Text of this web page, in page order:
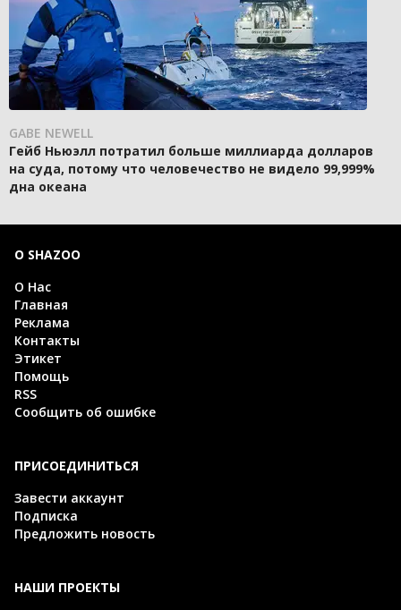
GABE NEWELL
Гейб Ньюэлл потратил больше миллиарда долларов
на суда, потому что человечество не видело 99,999%
дна океана
О SHAZOO
О Нас
Главная
Реклама
Контакты
Этикет
Помощь
RSS
Сообщить об ошибке
ПРИСОЕДИНИТЬСЯ
Завести аккаунт
Подписка
Предложить новость
НАШИ ПРОЕКТЫ